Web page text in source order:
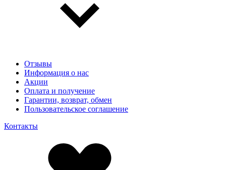
Отзывы
Информация о нас
Акции
Оплата и получение
Гарантии, возврат, обмен
Пользовательское соглашение
Контакты